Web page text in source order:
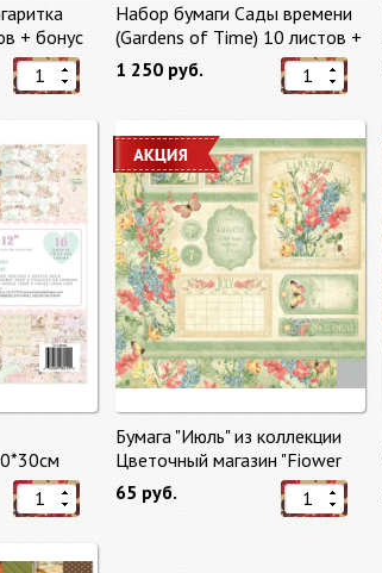
+ бонус
Набор бумаги Сады времени
(Gardens of Time) 10 листов +
бонус от Stamperia
1 250 руб.
Spring"
Бумага "Июль" из коллекции
Цветочный магазин "Fiower
Market"
65 руб.